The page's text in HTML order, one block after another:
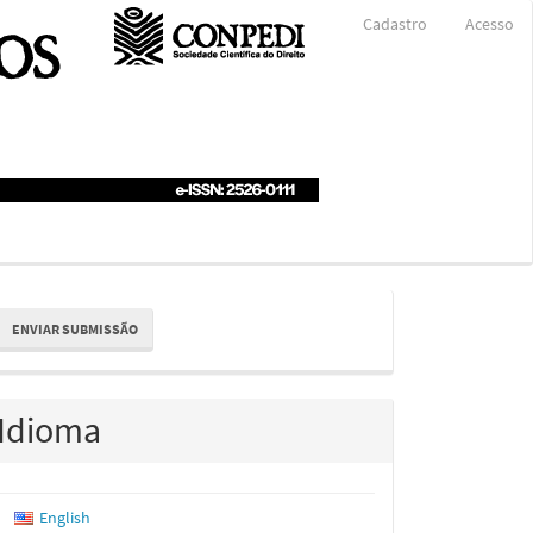
Cadastro Acesso
ENVIAR SUBMISSÃO
Idioma
English